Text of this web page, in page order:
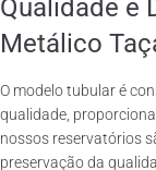
Qualidade e
Metálico
O modelo tubular é
qualidade,
nossos reservatórios
preservação da